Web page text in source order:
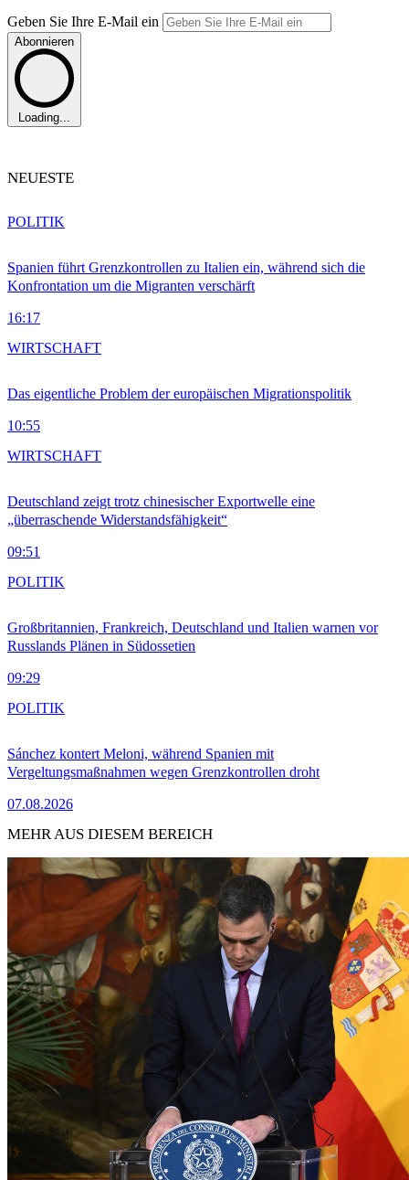
Geben Sie Ihre E-Mail ein
Abonnieren
Loading...
NEUESTE
Spanien führt Grenzkontrollen zu Italien ein, während sich die
Konfrontation um die Migranten verschärft
16:17
POLITIK
Das eigentliche Problem der europäischen Migrationspolitik
10:55
WIRTSCHAFT
Deutschland zeigt trotz chinesischer Exportwelle eine
„überraschende Widerstandsfähigkeit“
09:51
WIRTSCHAFT
Großbritannien, Frankreich, Deutschland und Italien warnen vor
Russlands Plänen in Südossetien
09:29
POLITIK
Sánchez kontert Meloni, während Spanien mit
Vergeltungsmaßnahmen wegen Grenzkontrollen droht
07.08.2026
POLITIK
MEHR AUS DIESEM BEREICH